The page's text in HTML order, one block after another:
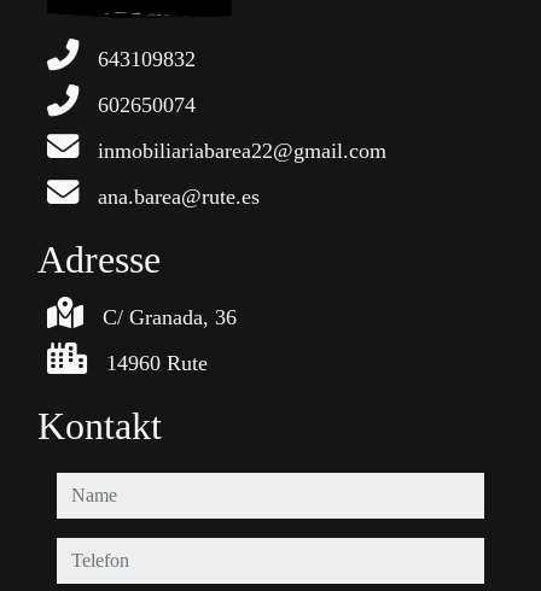
643109832
602650074
inmobiliariabarea22@gmail.com
ana.barea@rute.es
Adresse
C/ Granada, 36
14960 Rute
Kontakt
name
telefon